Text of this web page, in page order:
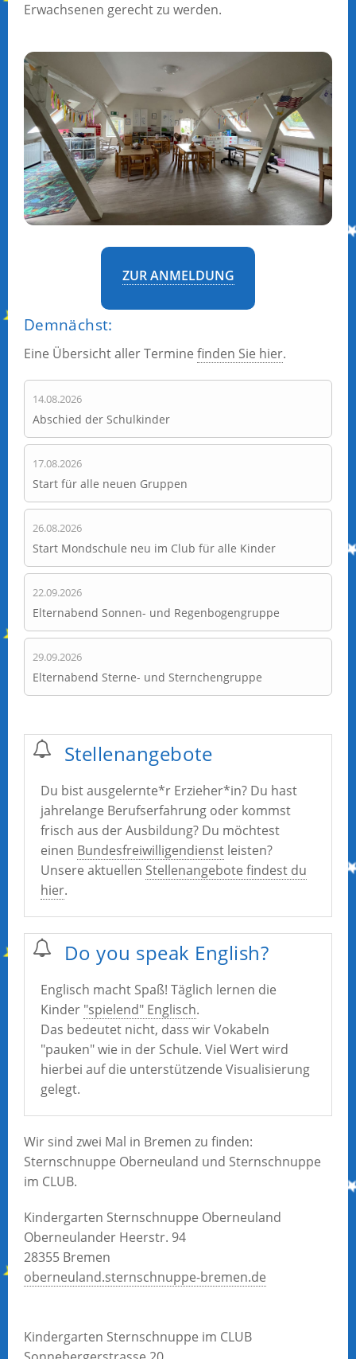
Erwachsenen gerecht zu werden.
ZUR ANMELDUNG
Demnächst:
Eine Übersicht aller Termine finden Sie hier.
14.08.2026
Abschied der Schulkinder
17.08.2026
Start für alle neuen Gruppen
26.08.2026
Start Mondschule neu im Club für alle Kinder
22.09.2026
Elternabend Sonnen- und Regenbogengruppe
29.09.2026
Elternabend Sterne- und Sternchengruppe
Stellenangebote
Du bist ausgelernte*r Erzieher*in? Du hast
jahrelange Berufserfahrung oder kommst
frisch aus der Ausbildung? Du möchtest
einen Bundesfreiwilligendienst leisten?
Unsere aktuellen Stellenangebote findest du
hier.
Do you speak English?
Englisch macht Spaß! Täglich lernen die
Kinder "spielend" Englisch.
Das bedeutet nicht, dass wir Vokabeln
"pauken" wie in der Schule. Viel Wert wird
hierbei auf die unterstützende Visualisierung
gelegt.
Wir sind zwei Mal in Bremen zu finden:
Sternschnuppe Oberneuland und Sternschnuppe
im CLUB.
Kindergarten Sternschnuppe Oberneuland
Oberneulander Heerstr. 94
28355 Bremen
oberneuland.sternschnuppe-bremen.de
Kindergarten Sternschnuppe im CLUB